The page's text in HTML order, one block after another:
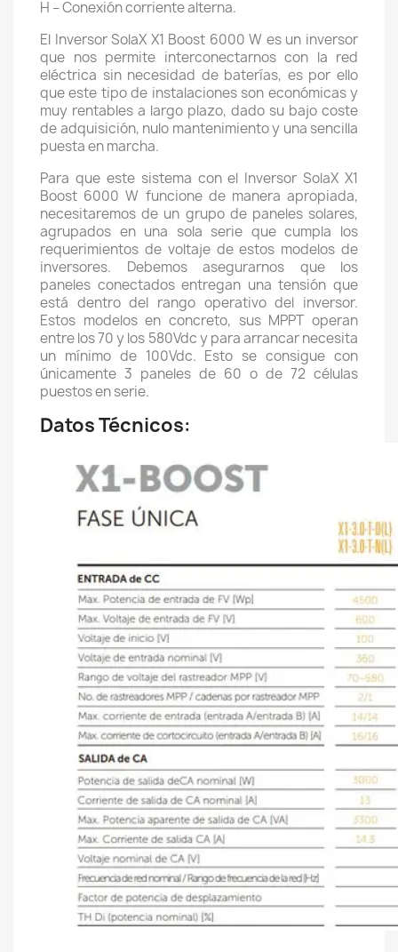
H – Conexión corriente alterna.
El Inversor SolaX X1 Boost 6000 W es un inversor
que nos permite interconectarnos con la red
eléctrica sin necesidad de baterías, es por ello
que este tipo de instalaciones son económicas y
muy rentables a largo plazo, dado su bajo coste
de adquisición, nulo mantenimiento y una sencilla
puesta en marcha.
Para que este sistema con el Inversor SolaX X1
Boost 6000 W funcione de manera apropiada,
necesitaremos de un grupo de paneles solares,
agrupados en una sola serie que cumpla los
requerimientos de voltaje de estos modelos de
inversores. Debemos asegurarnos que los
paneles conectados entregan una tensión que
está dentro del rango operativo del inversor.
Estos modelos en concreto, sus MPPT operan
entre los 70 y los 580Vdc y para arrancar necesita
un mínimo de 100Vdc. Esto se consigue con
únicamente 3 paneles de 60 o de 72 células
puestos en serie.
Datos Técnicos: